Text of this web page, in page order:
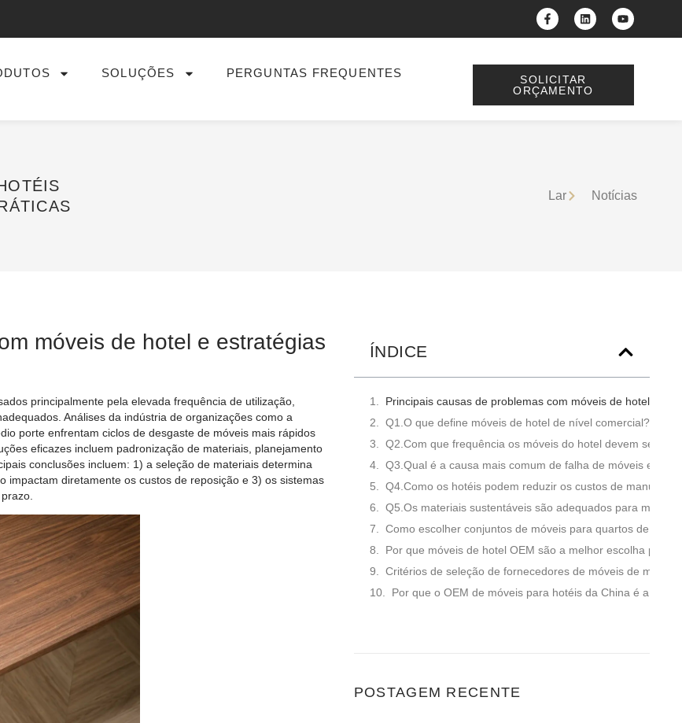
SOLUÇÕES
PERGUNTAS FREQUENTES
SOLICITAR
ORÇAMENTO
Lar Notícias
móveis de hotel e estratégias
​​principalmente pela elevada frequência de utilização,
Análises da indústria de organizações como a
porte enfrentam ciclos de desgaste de móveis mais rápidos
eficazes incluem padronização de materiais, planejamento
conclusões incluem: 1) a seleção de materiais determina
impactam diretamente os custos de reposição e 3) os sistemas
ÍNDICE
Principais causas de problemas com móveis de hotel e
Q1.O que define móveis de hotel de nível comercial?
Q2.Com que frequência os móveis do hotel devem ser
Q3.Qual é a causa mais comum de falha de móveis em
Q4.Como os hotéis podem reduzir os custos de
Q5.Os materiais sustentáveis ​​são adequados para
Como escolher conjuntos de móveis para quartos de
Por que móveis de hotel OEM são a melhor escolha para
Critérios de seleção de fornecedores de móveis de marca
Por que o OEM de móveis para hotéis da China é a
POSTAGEM RECENTE